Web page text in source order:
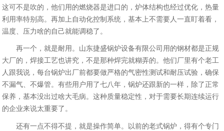
这可不是吹的，他们用的燃烧器是进口的，炉体结构也经过优化，热量
利用率特别高。再加上自动化控制系统，基本上不需要人一直盯着看，
温度、压力啥的自己就能调稳了。
再一个，就是耐用。山东捷盛锅炉设备有限公司用的钢材都是正规
大厂的，焊接工艺也讲究，不是那种焊完就糊弄的。他们厂里有个老工
人跟我说，每台锅炉出厂前都要做严格的气密性测试和耐压试验，确保
不漏气、不爆管。有些用户用了七八年，锅炉还跟新的一样，除了正常
保养，基本没出过啥大毛病。这种质量稳定性，对于需要长期连续运行
的企业来说太重要了。
还有一点不得不提，就是操作简单。以前的老式锅炉，得有个专门